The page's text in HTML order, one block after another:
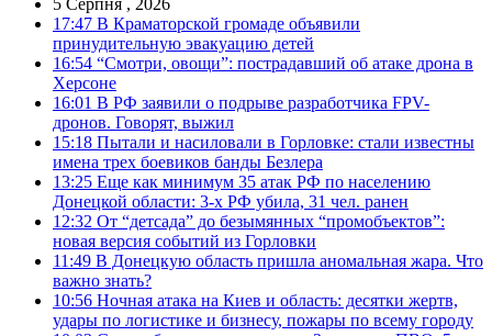
17:47 В Краматорской громаде объявили
принудительную эвакуацию детей
16:54 “Смотри, овощи”: пострадавший об атаке дрона в
Херсоне
16:01 В РФ заявили о подрыве разработчика FPV-
дронов. Говорят, выжил
15:18 Пытали и насиловали в Горловке: стали известны
имена трех боевиков банды Безлера
13:25 Еще как минимум 35 атак РФ по населению
Донецкой области: 3-х РФ убила, 31 чел. ранен
12:32 От “детсада” до безымянных “промобъектов”:
новая версия событий из Горловки
11:49 В Донецкую область пришла аномальная жара. Что
важно знать?
10:56 Ночная атака на Киев и область: десятки жертв,
удары по логистике и бизнесу, пожары по всему городу